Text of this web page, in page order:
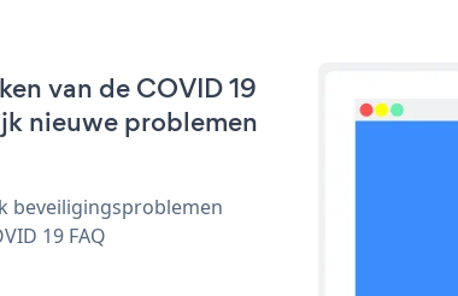
van de COVID 19
nieuwe problemen
beveiligingsproblemen
19 FAQ